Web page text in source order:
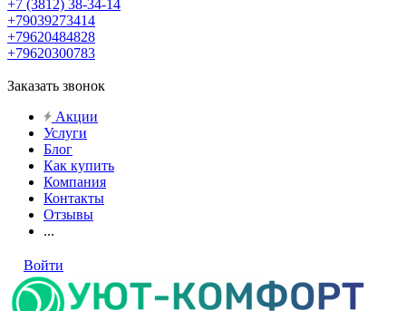
+7 (3812) 38-34-14
+79039273414
+79620484828
+79620300783
Заказать звонок
Акции
Услуги
Блог
Как купить
Компания
Контакты
Отзывы
...
Войти